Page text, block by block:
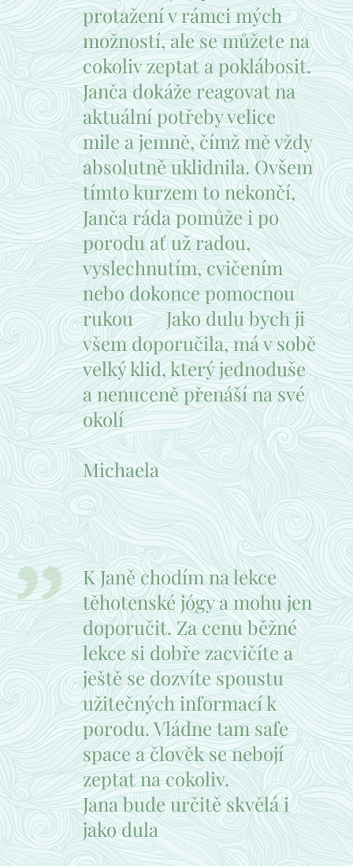
protažení v rámci mých
možností, ale se můžete na
cokoliv zeptat a poklábosit.
Janča dokáže reagovat na
aktuální potřeby velice
mile a jemně, čímž mě vždy
absolutně uklidnila. Ovšem
tímto kurzem to nekončí,
Janča ráda pomůže i po
porodu ať už radou,
vyslechnutím, cvičením
nebo dokonce pomocnou
rukou ♥️ Jako dulu bych ji
všem doporučila, má v sobě
velký klid, který jednoduše
a nenuceně přenáší na své
okolí 🙏
Michaela
K Janě chodím na lekce
těhotenské jógy a mohu jen
doporučit. Za cenu běžné
lekce si dobře zacvičíte a
ještě se dozvíte spoustu
užitečných informací k
porodu. Vládne tam safe
space a člověk se nebojí
zeptat na cokoliv.
Jana bude určitě skvělá i
jako dula 👌🏻